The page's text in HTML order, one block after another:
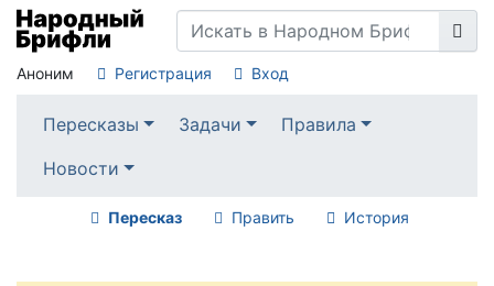
Аноним Регистрация Вход
Пересказы Задачи
Правила
Новости
Пересказ Править История